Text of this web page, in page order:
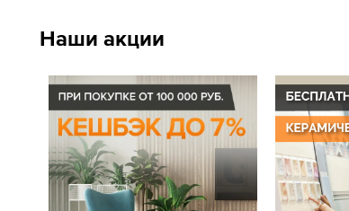
Наши акции